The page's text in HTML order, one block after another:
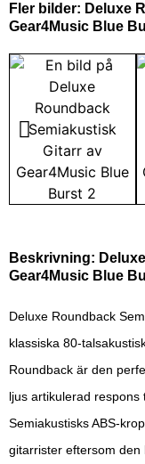
Fler bilder: Deluxe
Gear4Music Blue
Beskrivning:
Gear4Music Blue
Deluxe Roundback
klassiska 80-
Roundback är den
ljus artikulerad respons
Semiakustisks ABS-
gitarrister eftersom den